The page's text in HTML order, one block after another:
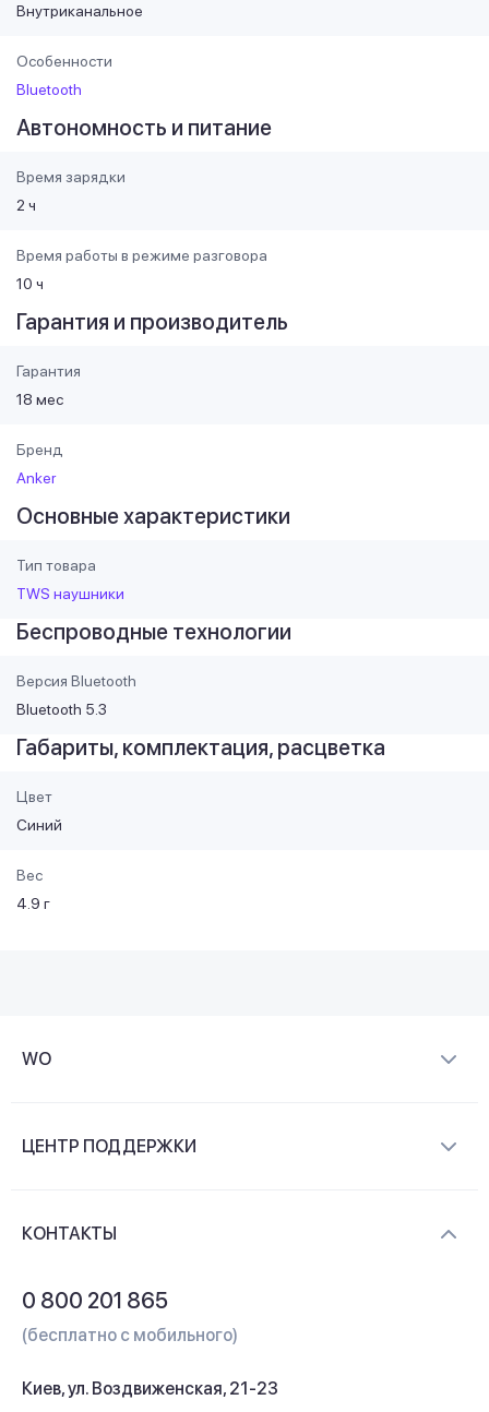
Внутриканальное
Особенности
Bluetooth
Автономность и питание
Время зарядки
2 ч
Время работы в режиме разговора
10 ч
Гарантия и производитель
Гарантия
18 мес
Бренд
Anker
Основные характеристики
Тип товара
TWS наушники
Беспроводные технологии
Версия Bluetooth
Bluetooth 5.3
Габариты, комплектация, расцветка
Цвет
Синий
Вес
4.9 г
WO
Контакты
ЦЕНТР ПОДДЕРЖКИ
КОНТАКТЫ
0 800 201 865
(бесплатно с мобильного)
Киев, ул. Воздвиженская, 21-23